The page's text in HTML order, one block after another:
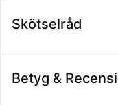
Skötselråd
Betyg &